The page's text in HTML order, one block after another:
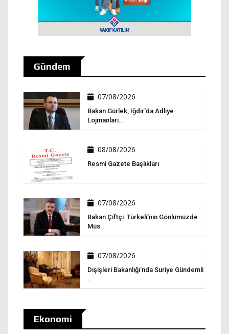
Gündem
07/08/2026
Bakan Gürlek, Iğdır'da Adliye
Lojmanları..
08/08/2026
Resmi Gazete Başlıkları
07/08/2026
Bakan Çiftçi: Türkeli’nin Gönlümüzde
Müs..
07/08/2026
Dışişleri Bakanlığı'nda Suriye Gündemli
..
Ekonomi